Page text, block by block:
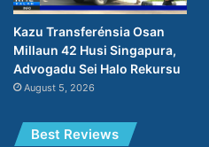
Kazu Transferénsia Osan
Millaun 42 Husi Singapura,
Advogadu Sei Halo Rekursu
August 5, 2026
Best Reviews